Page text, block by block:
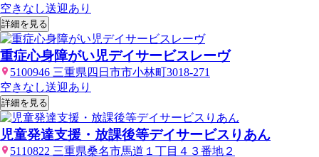
空きなし送迎あり
詳細を見る
重症心身障がい児デイサービスレーヴ
5100946 三重県四日市市小林町3018-271
空きなし送迎あり
詳細を見る
児童発達支援・放課後等デイサービスりあん
5110822 三重県桑名市馬道１丁目４３番地２